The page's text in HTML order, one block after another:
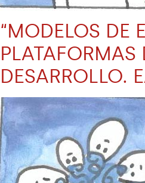
“MODELOS DE
PLATAFORMAS